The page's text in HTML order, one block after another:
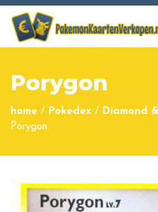
Porygon
home / Pokedex / Diamond
Porygon